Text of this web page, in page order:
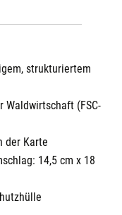
strukturiertem
(FSC-
der Karte
14,5 cm x 18